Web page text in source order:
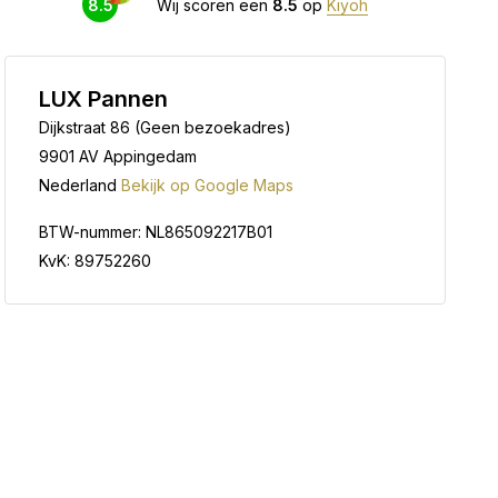
8.5 Wij scoren een 8.5 op Kiyoh
LUX Pannen
Dijkstraat 86 (Geen bezoekadres)
9901 AV Appingedam
NederlandBekijk op Google Maps
BTW-nummer: NL865092217B01
KvK: 89752260